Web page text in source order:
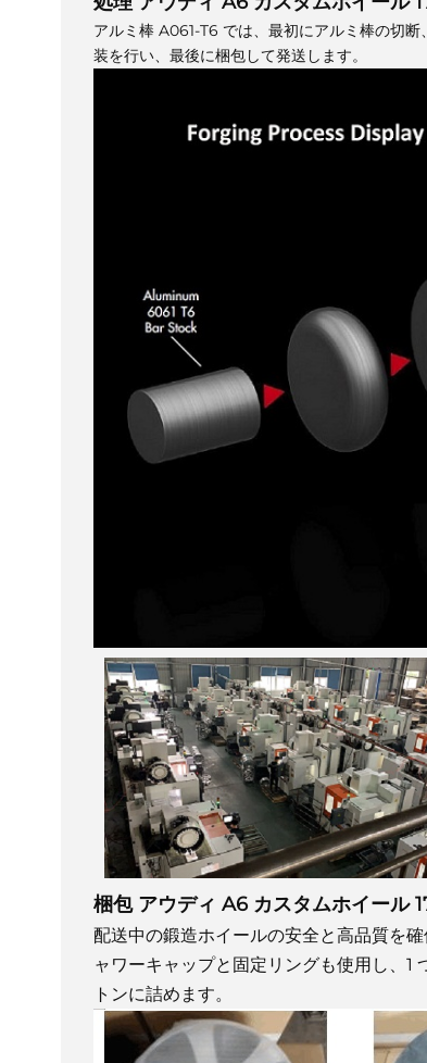
アルミ棒 A061-T6 では、最初にアルミ棒の切
装を行い、最後に梱包して発送します。
梱包 アウディ A6 カスタムホイール
配送中の鍛造ホイールの安全と高品質を
ャワーキャップと固定リングも使用し、1
トンに詰めます。